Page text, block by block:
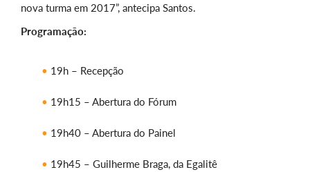
nova turma em 2017”, antecipa Santos.
Programação:
19h – Recepção
19h15 – Abertura do Fórum
19h40 – Abertura do Painel
19h45 – Guilherme Braga, da Egalitê